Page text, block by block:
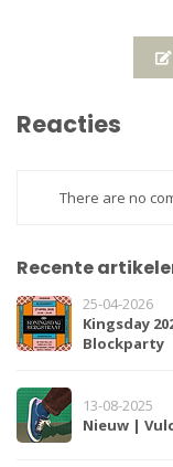
Reacties
There are no
Recente
25-04-2026
Kingsday
Blockparty
13-08-2025
Nieuw |